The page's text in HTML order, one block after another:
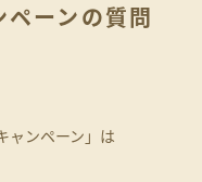
ーンの質問
ャンペーン」は